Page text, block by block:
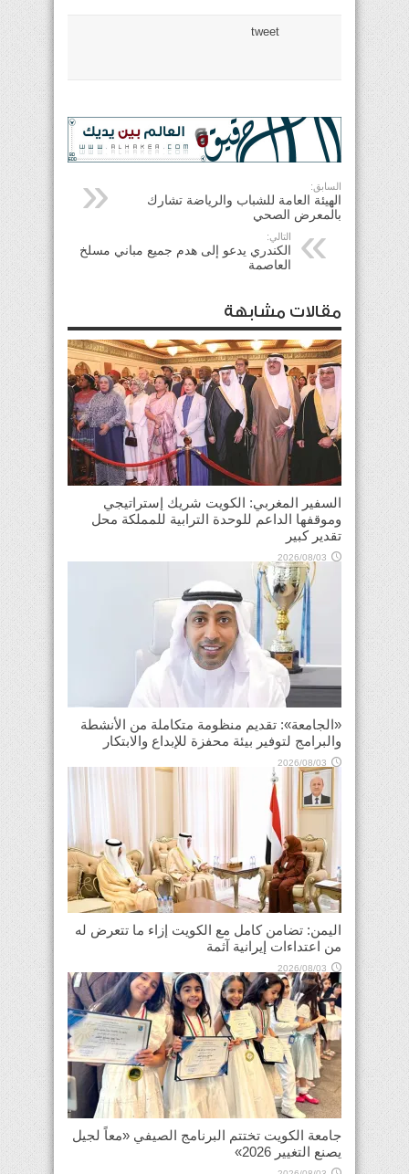
tweet
السابق:
الهيئة العامة للشباب والرياضة تشارك
بالمعرض الصحي
التالي:
الكندري يدعو إلى هدم جميع مباني مسلخ
العاصمة
مقالات مشابهة
السفير المغربي: الكويت شريك إستراتيجي
وموقفها الداعم للوحدة الترابية للمملكة محل
تقدير كبير
2026/08/03
«الجامعة»: تقديم منظومة متكاملة من الأنشطة
والبرامج لتوفير بيئة محفزة للإبداع والابتكار
2026/08/03
اليمن: تضامن كامل مع الكويت إزاء ما تتعرض له
من اعتداءات إيرانية آثمة
2026/08/03
جامعة الكويت تختتم البرنامج الصيفي «معاً لجيل
يصنع التغيير 2026»